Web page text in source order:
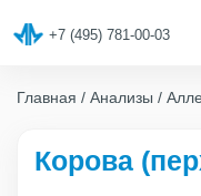
+7 (495) 781-00-03
Главная Анализы
Корова